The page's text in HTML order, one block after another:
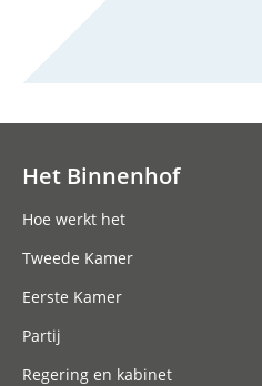
Het Binnenhof
Hoe werkt het
Tweede Kamer
Eerste Kamer
Partij
Regering en kabinet